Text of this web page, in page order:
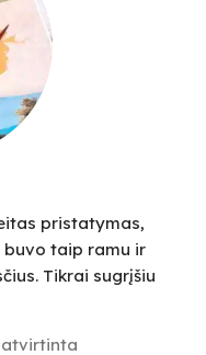
pristatymas,
buvo taip ramu ir
Tikrai sugrįšiu